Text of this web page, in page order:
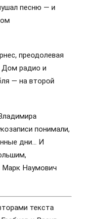
песню — и
преодолевая
Дом радио и
— на второй
понимали,
дни… И
Марк Наумович
текста